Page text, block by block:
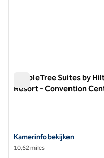
DoubleTree Suites by
Resort - Convention
Bekijk hoteldetails voor
Kamerinfo bekijken
10,62 miles